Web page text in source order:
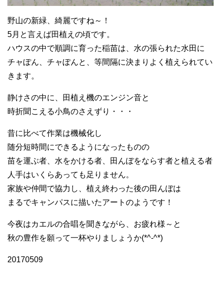
野山の新緑、綺麗ですね～！
5月と言えば田植えの頃です。
ハウスの中で順調に育った稲苗は、水の張られた水田に
チャぽん、チャぽんと、等間隔に決まりよく植えられてい
きます。
静けさの中に、田植え機のエンジン音と
時折聞こえる小鳥のさえずり・・・
昔に比べて作業は機械化し
随分短時間にできるようになったものの
苗を運ぶ者、水をかける者、田んぼをならす者と植える者
人手はいくらあっても足りません。
家族や仲間で協力し、植え終わった後の田んぼは
まるでキャンパスに描いたアートのようです！
今夜はカエルの合唱を聞きながら、お疲れ様～と
秋の豊作を願って一杯やりましょうか(*^-^*)
20170509